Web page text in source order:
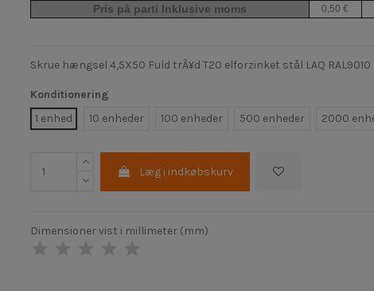
Pris på parti Inklusive moms 0,50 €
Skrue hængsel 4,5X50 Fuld trÃ¥d T20 elforzinket stål LAQ RAL9010
Konditionering
1 enhed
10 enheder 100 enheder 500 enheder 2000
Læg i indkøbskurv
Dimensioner vist i millimeter (mm)